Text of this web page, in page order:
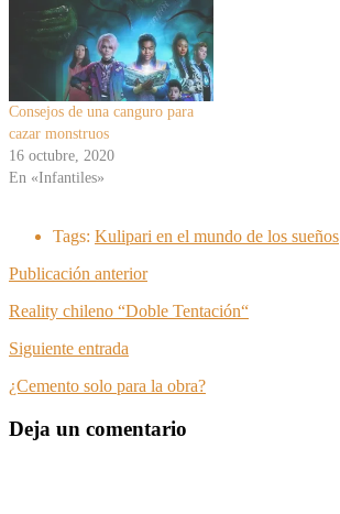
Consejos de una canguro para
cazar monstruos
16 octubre, 2020
En «Infantiles»
Tags: Kulipari en el mundo de los sueños
Publicación anterior
Reality chileno “Doble Tentación“
Siguiente entrada
¿Cemento solo para la obra?
Deja un comentario